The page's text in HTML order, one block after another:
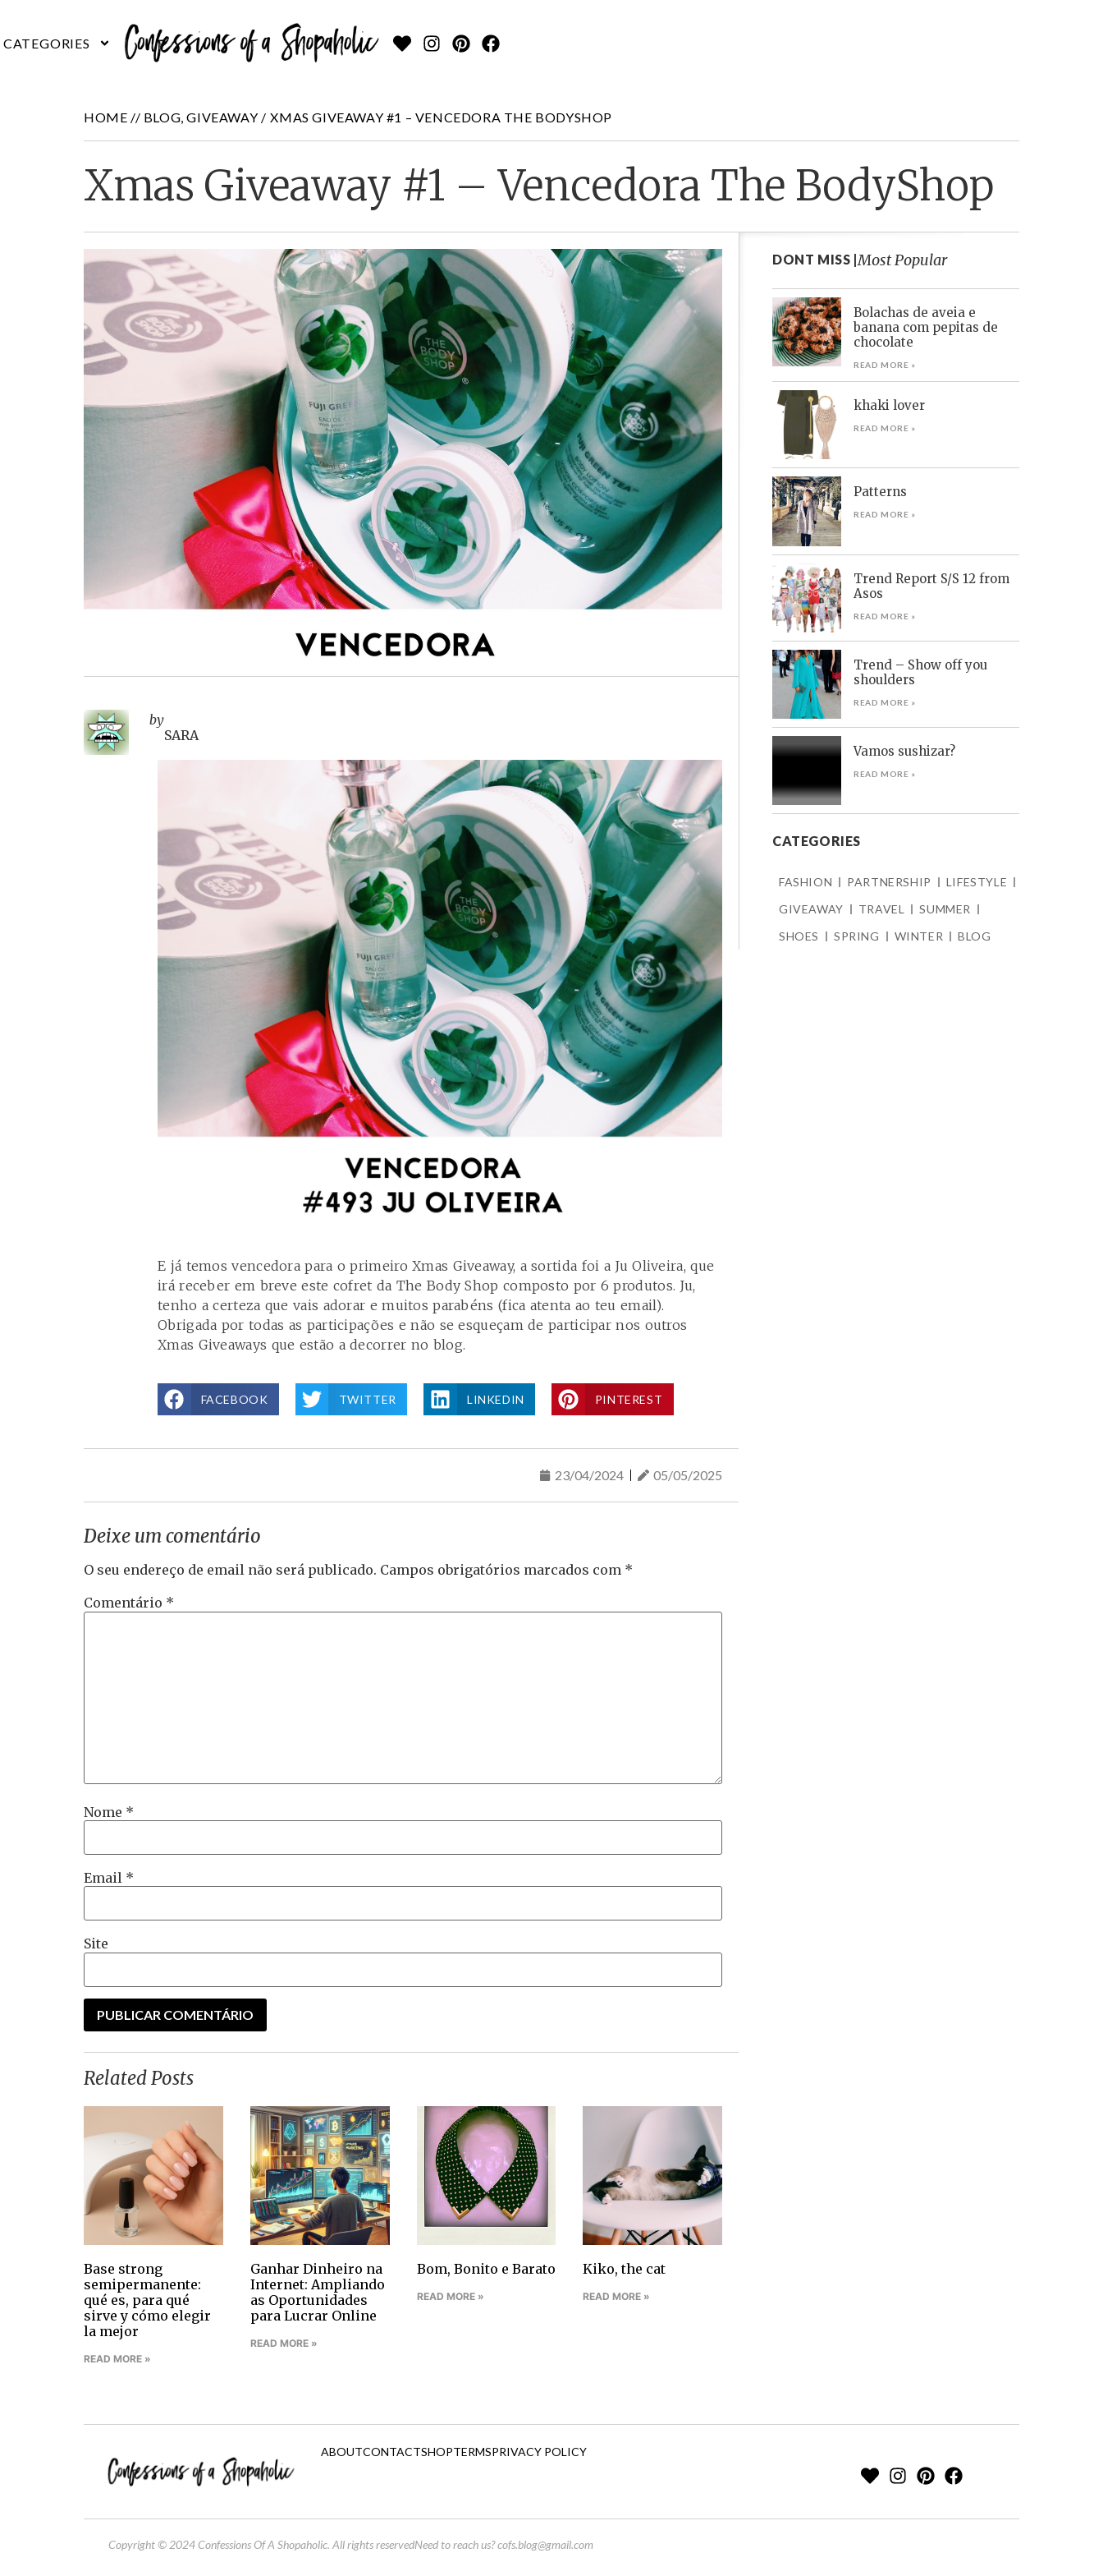
HOME // BLOG,GIVEAWAY / XMAS GIVEAWAY #1 – VENCEDORA THE BODYSHOP
Xmas Giveaway #1 – Vencedora The BodyShop
by
SARA
E já temos vencedora para o primeiro Xmas Giveaway, a sortida foi a Ju Oliveira, que
irá receber em breve este cofret da The Body Shop composto por 6 produtos. Ju,
tenho a certeza que vais adorar e muitos parabéns (fica atenta ao teu email).
Obrigada por todas as participações e não se esqueçam de participar nos outros
Xmas Giveaways que estão a decorrer no blog.
FACEBOOK TWITTER LINKEDIN PINTEREST
23/04/2024 05/05/2025
Deixe um comentário
O seu endereço de email não será publicado. Campos obrigatórios marcados com *
Comentário *
Nome *
Email *
Site
Related Posts
Base strong
semipermanente:
qué es, para qué
sirve y cómo elegir
la mejor
READ MORE »
Ganhar Dinheiro na
Internet: Ampliando
as Oportunidades
para Lucrar Online
READ MORE »
Bom, Bonito e Barato
READ MORE »
Kiko, the cat
READ MORE »
DONT MISS |Most Popular
Bolachas de aveia e
banana com pepitas de
chocolate
READ MORE »
khaki lover
READ MORE »
Patterns
READ MORE »
Trend Report S/S 12 from
Asos
READ MORE »
Trend – Show off you
shoulders
READ MORE »
Vamos sushizar?
READ MORE »
CATEGORIES
FASHION PARTNERSHIP
LIFESTYLE
GIVEAWAY
TRAVEL
SUMMER
SHOES
SPRING WINTER BLOG
ABOUTCONTACTSHOPTERMSPRIVACY POLICY
Copyright © 2024 Confessions Of A Shopaholic. All rights reservedNeed to reach us?cofs.blog@gmail.com